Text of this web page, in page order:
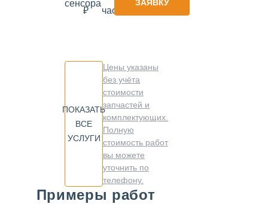
сенсора
₽
часа
ЗАЯВКУ
ПОКАЗАТЬ
ВСЕ
УСЛУГИ
Цены указаны
без учёта
стоимости
запчастей и
комплектующих.
Полную
стоимость работ
вы можете
уточнить по
телефону.
Примеры работ